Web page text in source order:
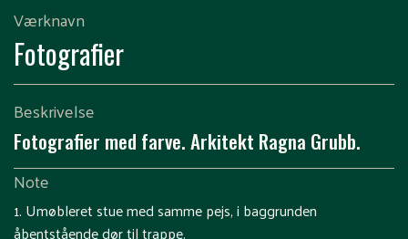
Værknavn
Fotografier
Beskrivelse
Fotografier med farve. Arkitekt Ragna Grubb.
Note
1. Umøbleret stue med samme pejs, i baggrunden
åbentstående dør til trappe.